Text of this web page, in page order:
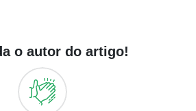
o autor do artigo!